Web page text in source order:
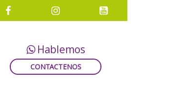
Hablemos
CONTACTENOS